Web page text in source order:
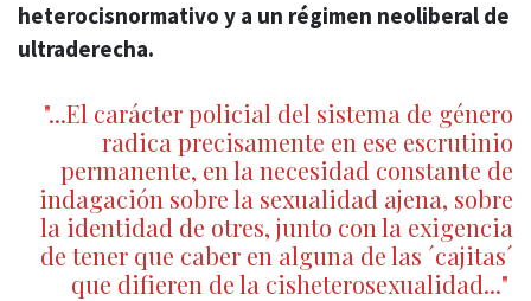
heterocisnormativo y a un régimen neoliberal de
ultraderecha.
"...El carácter policial del sistema de género
radica precisamente en ese escrutinio
permanente, en la necesidad constante de
indagación sobre la sexualidad ajena, sobre
la identidad de otres, junto con la exigencia
de tener que caber en alguna de las ´cajitas´
que difieren de la cisheterosexualidad..."